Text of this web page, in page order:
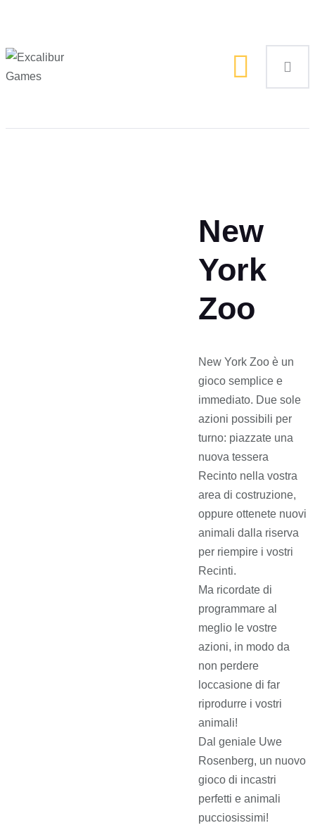
Giochi da tavolo
Giochi di Ruolo
Giochi di Carte
New
York
Zoo
New York Zoo è un
gioco semplice e
immediato. Due sole
azioni possibili per
turno: piazzate una
nuova tessera
Recinto nella vostra
area di costruzione,
oppure ottenete nuovi
animali dalla riserva
per riempire i vostri
Recinti.
Ma ricordate di
programmare al
meglio le vostre
azioni, in modo da
non perdere
loccasione di far
riprodurre i vostri
animali!
Dal geniale Uwe
Rosenberg, un nuovo
gioco di incastri
perfetti e animali
pucciosissimi!